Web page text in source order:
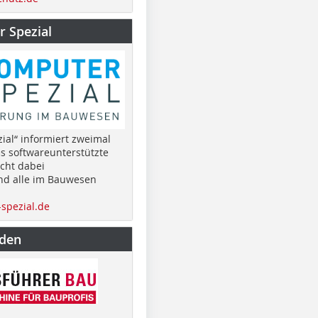
Spezial
informiert zweimal
softwareunterstützte
dabei
alle im Bauwesen